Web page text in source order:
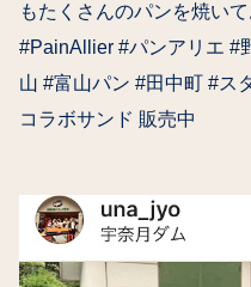
もたくさんのパンを焼い
#PainAllier #パンアリエ #
山 #富山パン #田中町 #ス
コラボサンド 販売中